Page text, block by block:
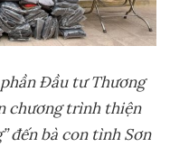
Đầu tư Thương
chương trình thiện
đến bà con tình Sơn